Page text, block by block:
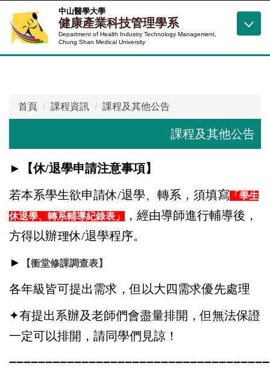
到
主
要
中山醫學大學
健康產業科技管理學系
Department of Health Industry Technology Management,
Chung Shan Medical University
首頁 課程資訊 課程及其他公告
課程及其他公告
►
【休/退學申請注意事項】
若本系學生欲申請休/退學、轉系，須填寫 「學生
休退學、轉系輔導紀錄表」
，經由導師進行輔導後，
方得以辦理休/退學程序。
►
【衝堂修課調查表】
各年級皆可提出需求，但以大四需求優先處理
✦有提出系辦及老師們會盡量排開，但無法保證
一定可以排開，請同學們見諒！